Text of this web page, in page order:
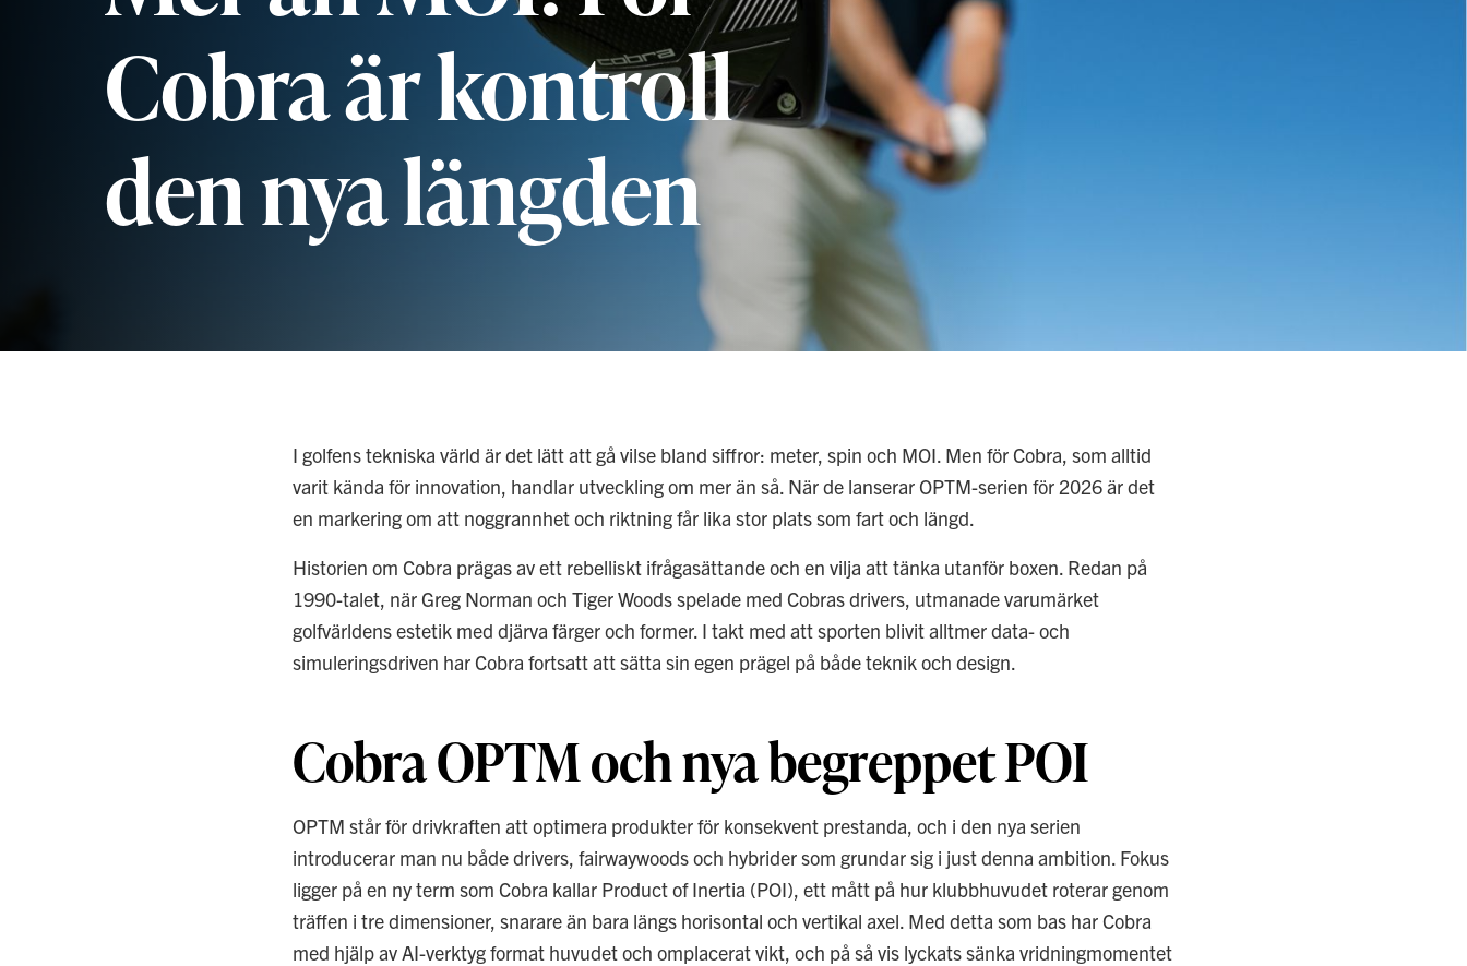
Cobra är kontroll
den nya längden
I golfens tekniska värld är det lätt att gå vilse bland siffror: meter, spin och MOI. Men för Cobra, som alltid
varit kända för innovation, handlar utveckling om mer än så. När de lanserar OPTM-serien för 2026 är det
en markering om att noggrannhet och riktning får lika stor plats som fart och längd.
Historien om Cobra prägas av ett rebelliskt ifrågasättande och en vilja att tänka utanför boxen. Redan på
1990-talet, när Greg Norman och Tiger Woods spelade med Cobras drivers, utmanade varumärket
golfvärldens estetik med djärva färger och former. I takt med att sporten blivit alltmer data- och
simuleringsdriven har Cobra fortsatt att sätta sin egen prägel på både teknik och design.
Cobra OPTM och nya begreppet POI
OPTM står för drivkraften att optimera produkter för konsekvent prestanda, och i den nya serien
introducerar man nu både drivers, fairwaywoods och hybrider som grundar sig i just denna ambition. Fokus
ligger på en ny term som Cobra kallar Product of Inertia (POI), ett mått på hur klubbhuvudet roterar genom
träffen i tre dimensioner, snarare än bara längs horisontal och vertikal axel. Med detta som bas har Cobra
med hjälp av AI-verktyg format huvudet och omplacerat vikt, och på så vis lyckats sänka vridningmomentet